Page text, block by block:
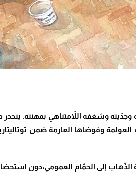
وجدّيته وشغفه اللاّمتناهي بمهنته.
وفوضاها العارمة ضمن
الذّهاب إلى الحمّام العمومي،دون